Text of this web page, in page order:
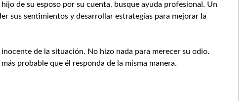
de su esposo por su cuenta, busque ayuda profesional. Un
sus sentimientos y desarrollar estrategias para mejorar la
de la situación. No hizo nada para merecer su odio.
probable que él responda de la misma manera.